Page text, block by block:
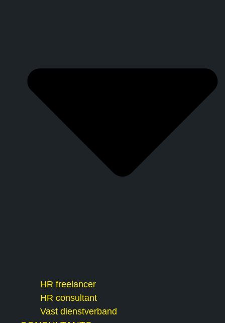
HR freelancer
HR consultant
Vast dienstverband